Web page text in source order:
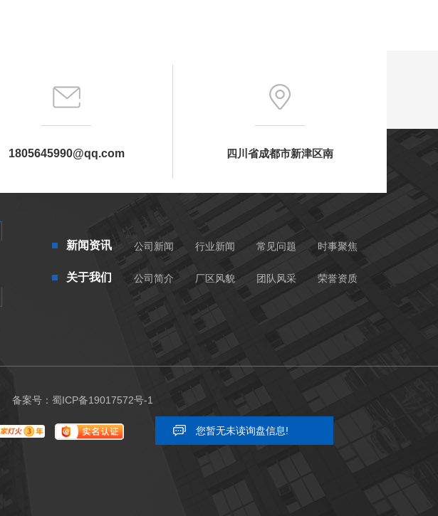
1805645990@qq.com 四川省成都市新津区南
新闻资讯 公司新闻 行业新闻 常见问题 时事聚焦
关于我们 公司简介 厂区风貌 团队风采 荣誉资质
备案号： 蜀ICP备19017572号-1
您暂无未读询盘信息!